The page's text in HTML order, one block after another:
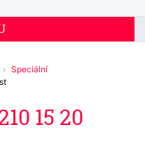
Speciální
15 20